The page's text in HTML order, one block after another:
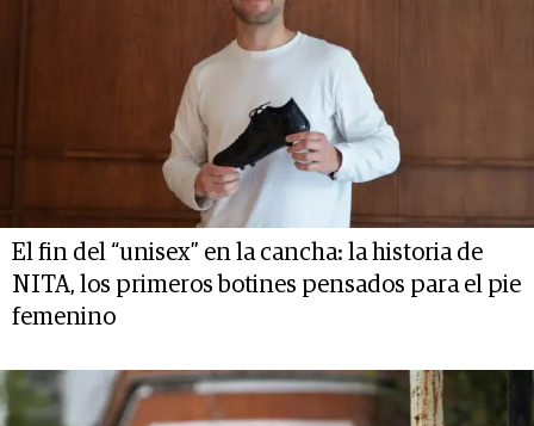
El fin del “unisex” en la cancha: la historia de
NITA, los primeros botines pensados para el pie
femenino